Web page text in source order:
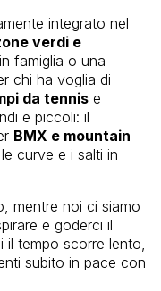
integrato nel
verdi e
famiglia o una
chi ha voglia di
da tennis e
e piccoli: il
BMX e mountain
curve e i salti in
mentre noi ci siamo
e goderci il
tempo scorre lento,
subito in pace con